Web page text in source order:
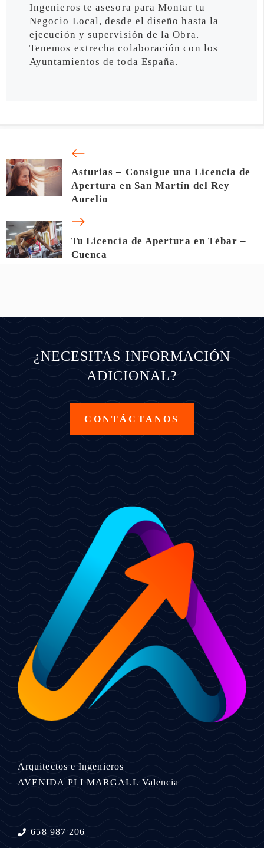
Ingenieros te asesora para Montar tu
Negocio Local, desde el diseño hasta la
ejecución y supervisión de la Obra.
Tenemos extrecha colaboración con los
Ayuntamientos de toda España.
Asturias – Consigue una Licencia de
Apertura en San Martín del Rey
Aurelio
Tu Licencia de Apertura en Tébar –
Cuenca
¿NECESITAS INFORMACIÓN
ADICIONAL?
CONTÁCTANOS
Arquitectos e Ingenieros
AVENIDA PI I MARGALL Valencia
658 987 206